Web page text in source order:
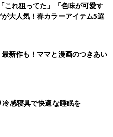
これ狙ってた」「色味が可愛す
大人気！春カラーアイテム5選
新作も！ママと漫画のつきあい
冷感寝具で快適な睡眠を